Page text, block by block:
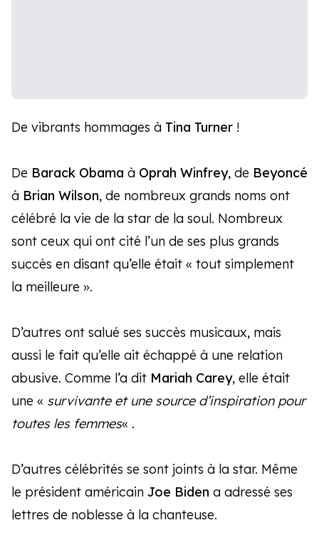
De vibrants hommages à Tina Turner !
De Barack Obama à Oprah Winfrey, de Beyoncé
à Brian Wilson, de nombreux grands noms ont
célébré la vie de la star de la soul. Nombreux
sont ceux qui ont cité l’un de ses plus grands
succès en disant qu’elle était « tout simplement
la meilleure ».
D’autres ont salué ses succès musicaux, mais
aussi le fait qu’elle ait échappé à une relation
abusive. Comme l’a dit Mariah Carey, elle était
une « survivante et une source d’inspiration pour
toutes les femmes« .
D’autres célébrités se sont joints à la star. Même
le président américain Joe Biden a adressé ses
lettres de noblesse à la chanteuse.